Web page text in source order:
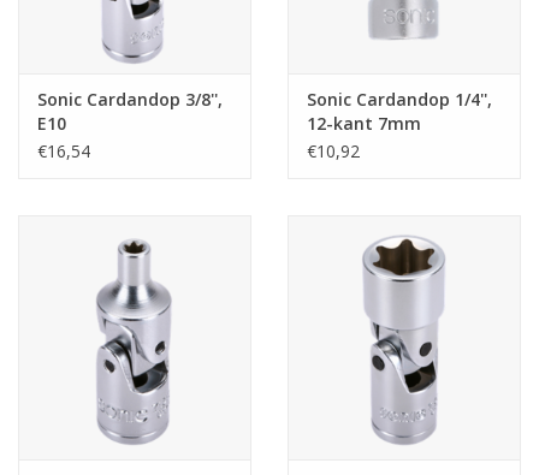
Sonic Cardandop 3/8'',
E10
€16,54
Sonic Cardandop 1/4'',
12-kant 7mm
€10,92